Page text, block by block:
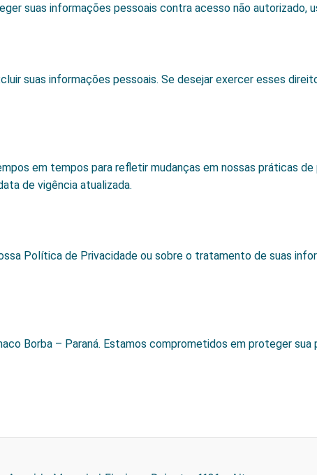
suas informações pessoais contra acesso não autorizado,
suas informações pessoais. Se desejar exercer esses
em tempos para refletir mudanças em nossas práticas de
de vigência atualizada.
Política de Privacidade ou sobre o tratamento de suas
Borba – Paraná. Estamos comprometidos em proteger